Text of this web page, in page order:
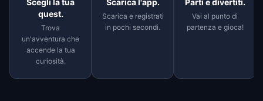
Scegli la tua
quest.
Trova
un'avventura che
accende la tua
curiosità.
Scarica l'app.
Scarica e registrati
in pochi secondi.
Parti e divertiti.
Vai al punto di
partenza e gioca!